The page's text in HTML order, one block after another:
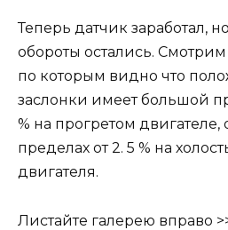
Теперь датчик заработал,
обороты остались.
по которым видно что
заслонки имеет большой
% на прогретом
пределах от 2. 5 % на
двигателя.
Листайте галерею вправо